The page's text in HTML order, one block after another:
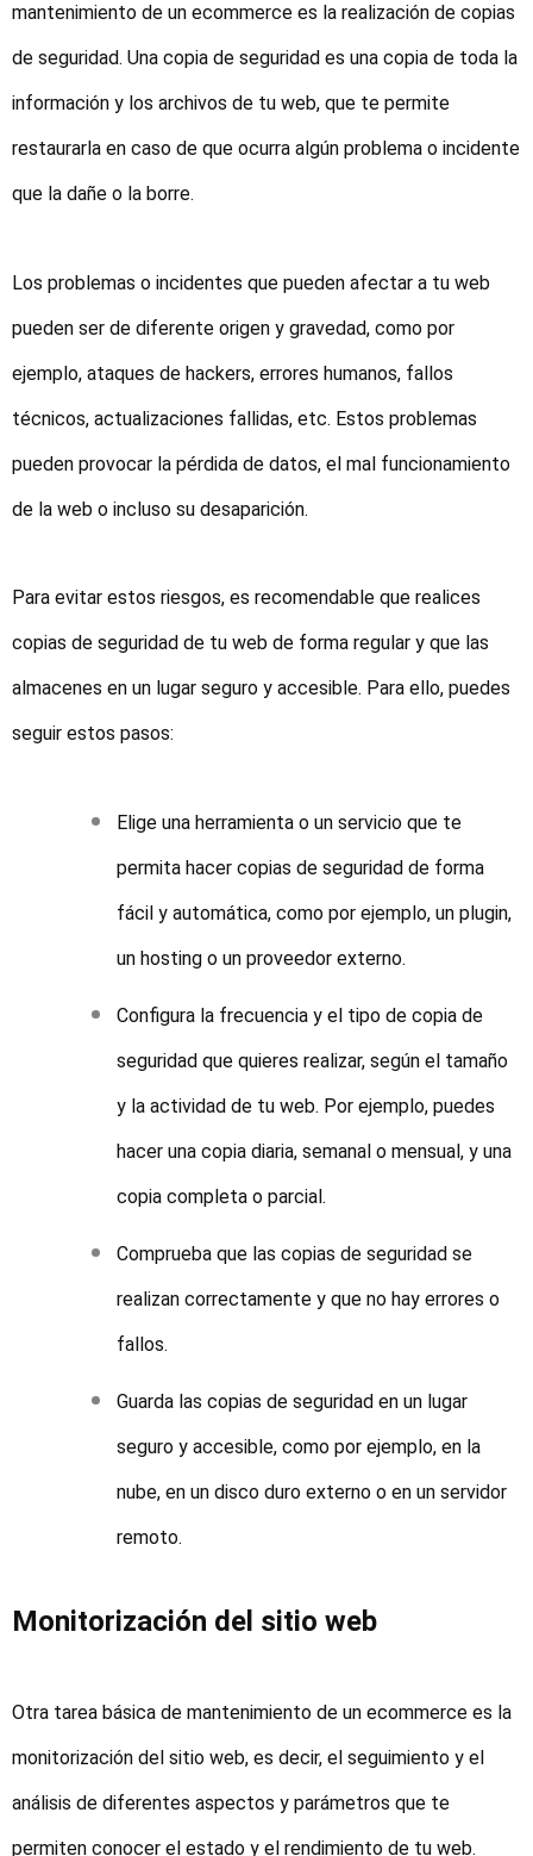
mantenimiento de un ecommerce es la realización de copias
de seguridad. Una copia de seguridad es una copia de toda la
información y los archivos de tu web, que te permite
restaurarla en caso de que ocurra algún problema o incidente
que la dañe o la borre.
Los problemas o incidentes que pueden afectar a tu web
pueden ser de diferente origen y gravedad, como por
ejemplo, ataques de hackers, errores humanos, fallos
técnicos, actualizaciones fallidas, etc. Estos problemas
pueden provocar la pérdida de datos, el mal funcionamiento
de la web o incluso su desaparición.
Para evitar estos riesgos, es recomendable que realices
copias de seguridad de tu web de forma regular y que las
almacenes en un lugar seguro y accesible. Para ello, puedes
seguir estos pasos:
Elige una herramienta o un servicio que te
permita hacer copias de seguridad de forma
fácil y automática, como por ejemplo, un plugin,
un hosting o un proveedor externo.
Configura la frecuencia y el tipo de copia de
seguridad que quieres realizar, según el tamaño
y la actividad de tu web. Por ejemplo, puedes
hacer una copia diaria, semanal o mensual, y una
copia completa o parcial.
Comprueba que las copias de seguridad se
realizan correctamente y que no hay errores o
fallos.
Guarda las copias de seguridad en un lugar
seguro y accesible, como por ejemplo, en la
nube, en un disco duro externo o en un servidor
remoto.
Monitorización del sitio web
Otra tarea básica de mantenimiento de un ecommerce es la
monitorización del sitio web, es decir, el seguimiento y el
análisis de diferentes aspectos y parámetros que te
permiten conocer el estado y el rendimiento de tu web.